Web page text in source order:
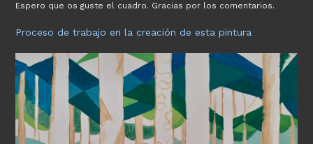
Espero que os guste el cuadro. Gracias por los comentarios.
Proceso de trabajo en la creación de esta pintura